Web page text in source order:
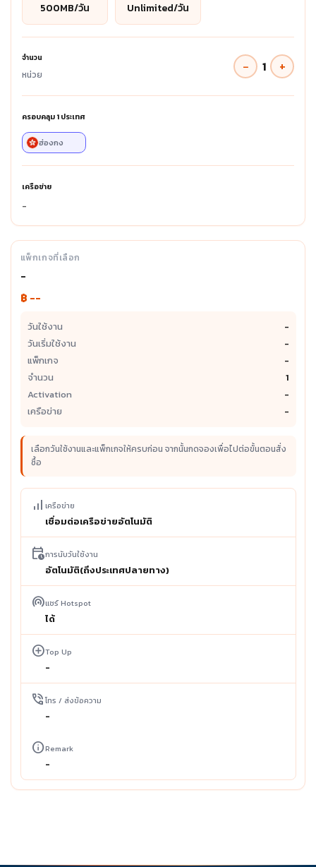
500MB/วัน Unlimited/วัน
จำนวน
หน่วย − 1 +
ครอบคลุม1ประเทศ
ฮ่องกง
เครือข่าย
-
แพ็กเกจที่เลือก
-
฿ --
วันใช้งาน
-
วันเริ่มใช้งาน
-
แพ็กเกจ
-
จำนวน
1
Activation
-
เครือข่าย
-
เลือกวันใช้งานและแพ็กเกจให้ครบก่อน จากนั้นกดจองเพื่อไปต่อขั้นตอนสั่ง
ซื้อ
signal_cellular_alt เครือข่าย
เชื่อมต่อเครือข่ายอัตโนมัติ
calendar_clockการนับวันใช้งาน
อัตโนมัติ(ถึงประเทศปลายทาง)
wifi_tetheringแชร์ Hotspot
ได้
add_circleTop Up
-
phone_in_talkโทร / ส่งข้อความ
-
infoRemark
-